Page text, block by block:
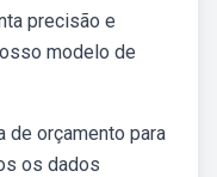
precisão e
modelo de
de orçamento para
os dados